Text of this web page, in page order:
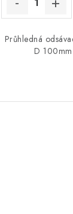
Průhledná
D